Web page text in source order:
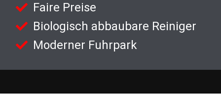
Faire Preise
Biologisch abbaubare Reiniger
Moderner Fuhrpark